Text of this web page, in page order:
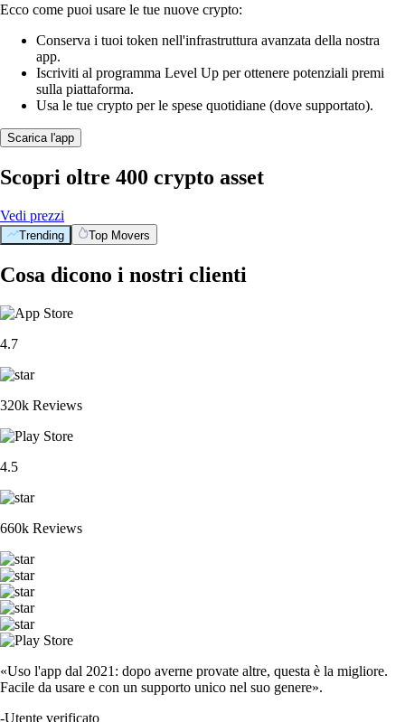
Ecco come puoi usare le tue nuove crypto:
Conserva i tuoi token nell'infrastruttura avanzata della nostra
app.
Iscriviti al programma Level Up per ottenere potenziali premi
sulla piattaforma.
Usa le tue crypto per le spese quotidiane (dove supportato).
Scarica l'app
Scopri oltre 400 crypto asset
Vedi prezzi
Trending Top Movers
Cosa dicono i nostri clienti
4.7
320k Reviews
4.5
660k Reviews
«Uso l'app dal 2021: dopo averne provate altre, questa è la migliore.
Facile da usare e con un supporto unico nel suo genere».
-Utente verificato